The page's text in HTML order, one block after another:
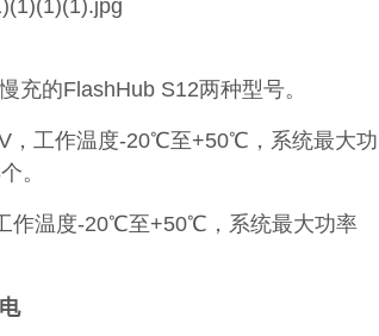
充的FlashHub S12两种型号。
，工作温度-20℃至+50℃，系统最大功
。
作温度-20℃至+50℃，系统最大功率